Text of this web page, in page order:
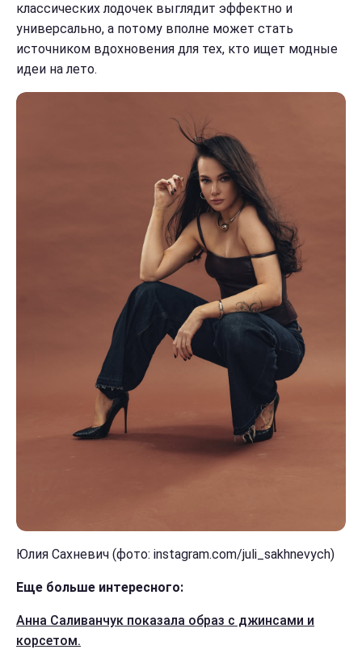
классических лодочек выглядит эффектно и
универсально, а потому вполне может стать
источником вдохновения для тех, кто ищет модные
идеи на лето.
Юлия Сахневич (фото: instagram.com/juli_sakhnevych)
Еще больше интересного:
Анна Саливанчук показала образ с джинсами и
корсетом.